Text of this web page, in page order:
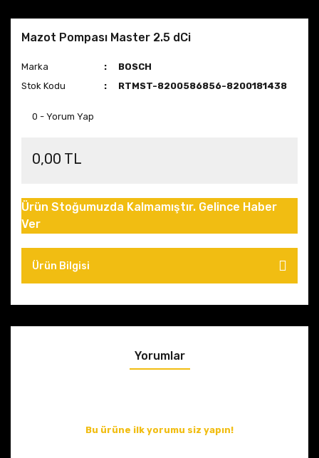
Mazot Pompası Master 2.5 dCi
Marka
BOSCH
Stok Kodu
RTMST-8200586856-8200181438
0 - Yorum Yap
0,00 TL
Ürün Stoğumuzda Kalmamıştır. Gelince Haber
Ver
Ürün Bilgisi
Yorumlar
Bu ürüne ilk yorumu siz yapın!